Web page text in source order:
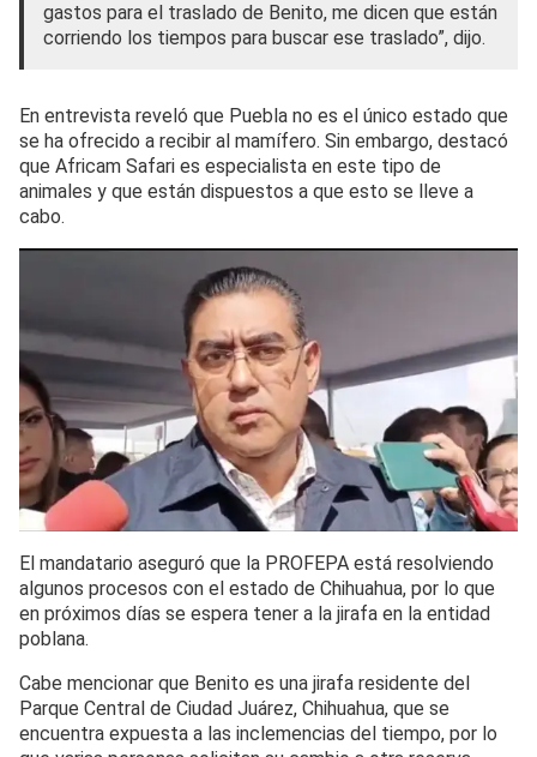
gastos para el traslado de Benito, me dicen que están
corriendo los tiempos para buscar ese traslado”, dijo.
En entrevista reveló que Puebla no es el único estado que
se ha ofrecido a recibir al mamífero. Sin embargo, destacó
que Africam Safari es especialista en este tipo de
animales y que están dispuestos a que esto se lleve a
cabo.
El mandatario aseguró que la PROFEPA está resolviendo
algunos procesos con el estado de Chihuahua, por lo que
en próximos días se espera tener a la jirafa en la entidad
poblana.
Cabe mencionar que Benito es una jirafa residente del
Parque Central de Ciudad Juárez, Chihuahua, que se
encuentra expuesta a las inclemencias del tiempo, por lo